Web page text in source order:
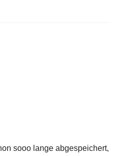
sooo lange abgespeichert,